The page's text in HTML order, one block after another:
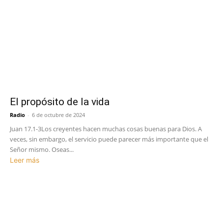
El propósito de la vida
Radio - 6 de octubre de 2024
Juan 17.1-3Los creyentes hacen muchas cosas buenas para Dios. A
veces, sin embargo, el servicio puede parecer más importante que el
Señor mismo. Oseas...
Leer más